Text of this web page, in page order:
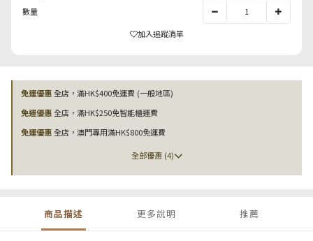
數量
加入追蹤清單
免運優惠全店，滿HK$400免運費 (一般地區)
免運優惠全店，滿HK$250免智能櫃運費
免運優惠全店，澳門專用滿HK$800免運費
全部優惠 (4)
商品描述 更多說明 推薦